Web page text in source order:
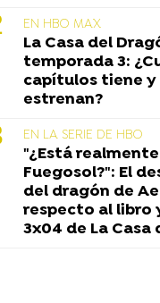
EN HBO MAX
La Casa del
temporada 3:
capítulos tiene y
estrenan?
EN LA SERIE DE HBO
"¿Está
Fuegosol?": El
del dragón de
respecto al libro
3x04 de La Casa